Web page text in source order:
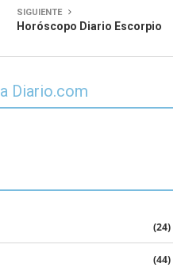
SIGUIENTE
Horóscopo Diario Escorpio
Diario.com
(24)
(44)